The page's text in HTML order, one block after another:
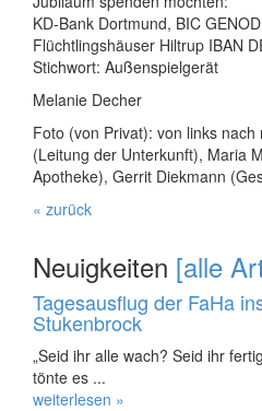
KD-Bank Dortmund, BIC
Flüchtlingshäuser Hiltrup IBAN
Stichwort: Außenspielgerät
Melanie Decher
Foto (von Privat): von links
(Leitung der Unterkunft), Maria
Apotheke), Gerrit Diekmann
« zurück
Neuigkeiten [alle
Tagesausflug der FaHa
Stukenbrock
„Seid ihr alle wach? Seid ihr
tönte es ...
weiterlesen »